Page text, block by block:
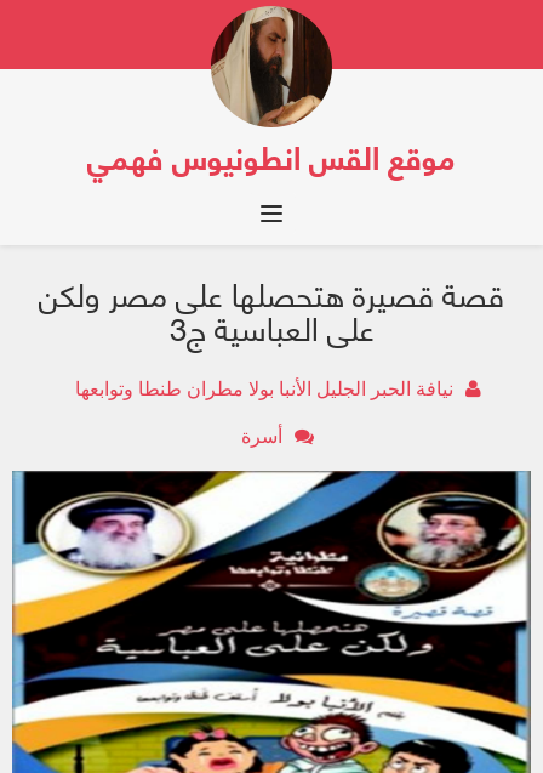
موقع القس انطونيوس فهمي
Toggle navigation
قصة قصيرة هتحصلها على مصر ولكن
على العباسية ج3
نيافة الحبر الجليل الأنبا بولا مطران طنطا وتوابعها
أسرة